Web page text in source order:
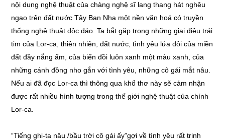
nội dung nghệ thuật của chàng nghệ sĩ lang thang hát nghêu
ngao trên đất nước Tây Ban Nha một nền văn hoá có truyền
thống nghệ thuật độc đáo. Ta bắt gặp trong những giai điệu trái
tim của Lor-ca, thiên nhiên, đất nước, tình yêu lứa đôi của miền
đất đầy nắng ấm, của biển đồi luôn xanh một màu xanh, của
những cánh đồng nho gắn với tình yêu, những cô gái mắt nâu.
Nếu ai đã đọc Lor-ca thì thông qua khổ thơ này sẽ cảm nhận
được rất nhiều hình tượng trong thế giới nghệ thuật của chính
Lor-ca.
“Tiếng ghi-ta nâu /bầu trời cô gái ấy”gợi về tình yêu rất trinh